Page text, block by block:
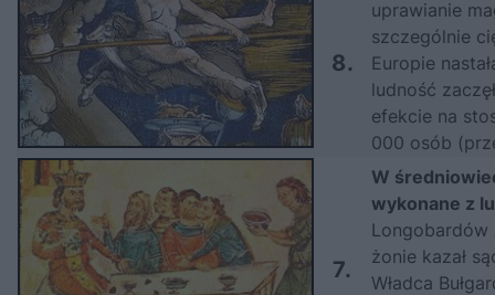
8.
uprawianie
szczególnie
Europie
ludność
efekcie na
000 osób (
7.
W
wykonane z
Longobardów
żonie kazał
Władca